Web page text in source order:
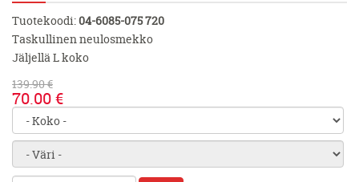
Tuotekoodi:04-6085-075 720
Taskullinen neulosmekko
Jäljellä L koko
139.90 €
70.00 €